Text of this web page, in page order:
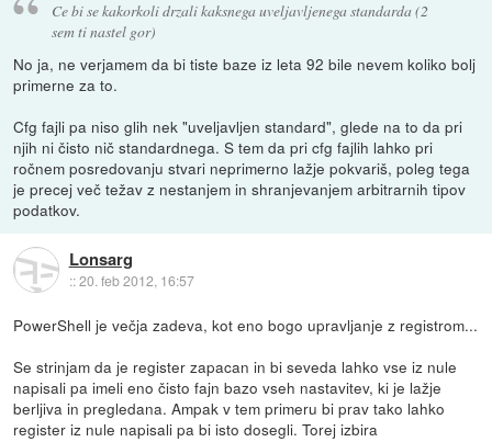
Ce bi se kakorkoli drzali kaksnega uveljavljenega standarda (2
sem ti nastel gor)
No ja, ne verjamem da bi tiste baze iz leta 92 bile nevem koliko bolj
primerne za to.
Cfg fajli pa niso glih nek "uveljavljen standard", glede na to da pri
njih ni čisto nič standardnega. S tem da pri cfg fajlih lahko pri
ročnem posredovanju stvari neprimerno lažje pokvariš, poleg tega
je precej več težav z nestanjem in shranjevanjem arbitrarnih tipov
podatkov.
Lonsarg
::20. feb 2012, 16:57
PowerShell je večja zadeva, kot eno bogo upravljanje z registrom...
Se strinjam da je register zapacan in bi seveda lahko vse iz nule
napisali pa imeli eno čisto fajn bazo vseh nastavitev, ki je lažje
berljiva in pregledana. Ampak v tem primeru bi prav tako lahko
register iz nule napisali pa bi isto dosegli. Torej izbira